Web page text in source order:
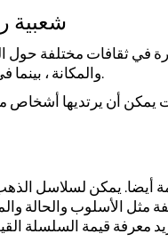
شعبية
ثقافات مختلفة حول
والمكانة ، بينما في ثقافات أخرى ، يتم تقديره لجماليته الوعرة والذكورية.
يمكن لسلاسل
الأسلوب والحالة
معرفة قيمة السلسلة